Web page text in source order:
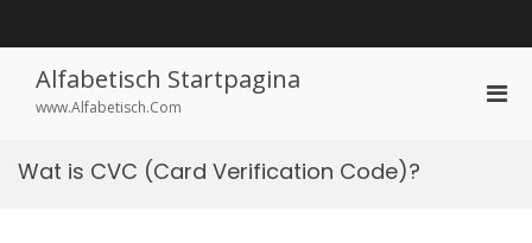
de
inhoudAlfabetisch Startpagina
www.Alfabetisch.Com
Wat is CVC (Card Verification Code)?